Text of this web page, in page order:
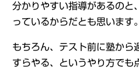
分かりやすい指導があるのと
っているからだとも思います。
もちろん、テスト前に塾から
すらやる、というやり方でも